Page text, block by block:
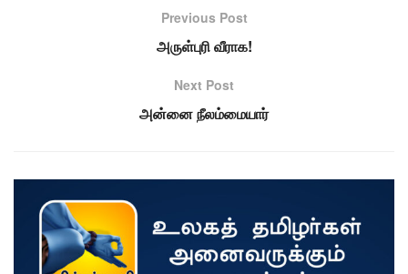
Previous Post
அருள்புரி வீராக!
Next Post
அன்னை நீலம்மையார்